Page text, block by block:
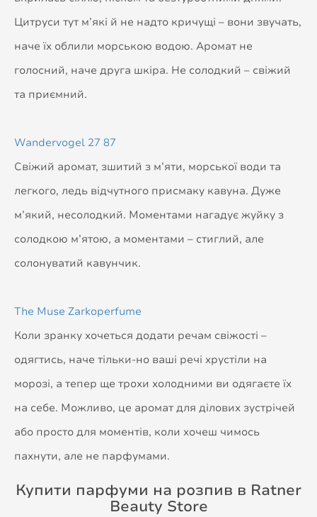
Цитруси тут м’які й не надто кричущі – вони звучать,
наче їх облили морською водою. Аромат не
голосний, наче друга шкіра. Не солодкий – свіжий
та приємний.
Wandervogel 27 87
Свіжий аромат, зшитий з м’яти, морської води та
легкого, ледь відчутного присмаку кавуна. Дуже
м’який, несолодкий. Моментами нагадує жуйку з
солодкою м’ятою, а моментами – стиглий, але
солонуватий кавунчик.
The Muse Zarkoperfume
Коли зранку хочеться додати речам свіжості –
одягтись, наче тільки-но ваші речі хрустіли на
морозі, а тепер ще трохи холодними ви одягаєте їх
на себе. Можливо, це аромат для ділових зустрічей
або просто для моментів, коли хочеш чимось
пахнути, але не парфумами.
Купити парфуми на розпив в Ratner
Beauty Store